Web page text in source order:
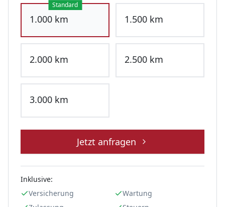
Standard
1.000 km 1.500 km
2.000 km 2.500 km
3.000 km
Jetzt anfragen
Inklusive:
Versicherung
Wartung